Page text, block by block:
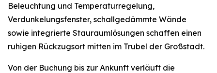
Beleuchtung und Temperaturregelung,
Verdunkelungsfenster, schallgedämmte Wände
sowie integrierte Stauraumlösungen schaffen einen
ruhigen Rückzugsort mitten im Trubel der Großstadt.
Von der Buchung bis zur Ankunft verläuft die